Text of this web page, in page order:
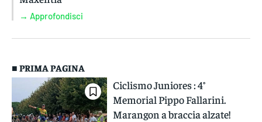
→ Approfondisci
■ PRIMA PAGINA
Ciclismo Juniores : 4°
Memorial Pippo Fallarini.
Marangon a braccia alzate!